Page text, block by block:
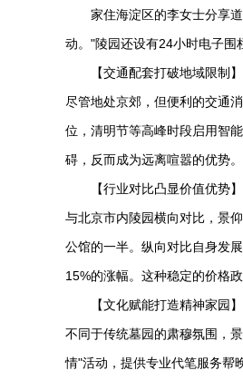
家住海淀区的李女士分享
动。"陵园还设有24小时电子围
【交通配套打破地域限制】
尽管地处京郊，但便利的交通
位，清明节等高峰时段启用智
碍，反而成为远离喧嚣的优势。
【行业对比凸显价值优势】
与北京市内陵园横向对比，景
公馆的一半。纵向对比自身发
15%的涨幅。这种稳定的价格
【文化赋能打造精神家园】
不同于传统墓园的肃穆氛围，
情"活动，提供专业代笔服务帮